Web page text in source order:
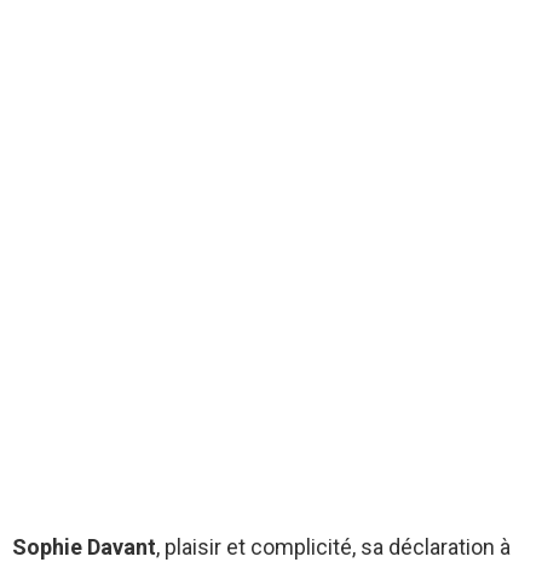
Sophie Davant, plaisir et complicité, sa déclaration à